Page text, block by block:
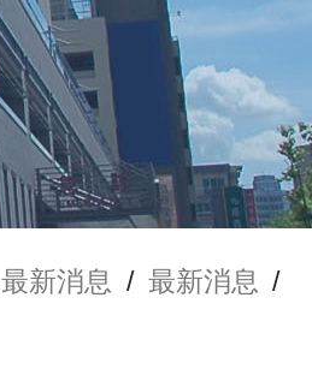
最新消息 / 最新消息 /